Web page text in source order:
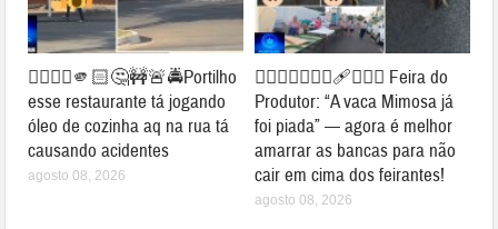
👉🏻👎🏻🫵🏻🤔🚧🚨🚔Portilho
esse restaurante tá jogando
óleo de cozinha aq na rua tá
causando acidentes
agosto 08, 2026
👉🏻🐮⛺🚧👎🏻🩹🤔🐄⛺ Feira do
Produtor: “A vaca Mimosa já
foi piada” — agora é melhor
amarrar as bancas para não
cair em cima dos feirantes!
agosto 08, 2026